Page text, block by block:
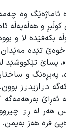
ئاماژەێگ وە
و هەڵەپەڵە
بکەفێدە لا و
خوەێ تێدە
پساێ تێکووشێد
پەیڕەنگ و
دۊازیدۊز
بەرهەمەگە
هەر لە ڕۊ
فرە هەز بەیمن.